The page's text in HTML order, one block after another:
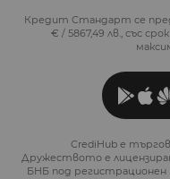
Кредит Стандарт се
€ / 5867,49 лв., със
CrediHub е
Дружеството е
БНБ под регистрационен